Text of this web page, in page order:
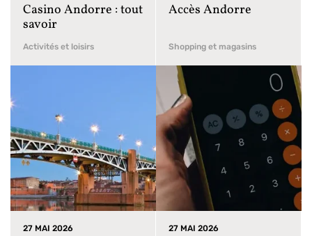
Casino Andorre : tout
savoir
Activités et loisirs
Accès Andorre
Shopping et magasins
27 MAI 2026 27 MAI 2026